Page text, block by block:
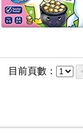
目前頁數：